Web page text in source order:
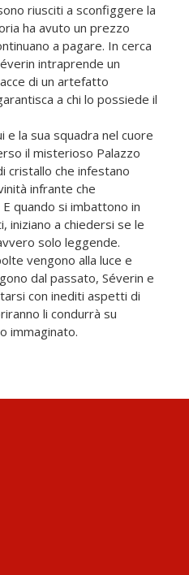
riusciti a sconfiggere la
ha avuto un prezzo
a pagare. In cerca
intraprende un
di un artefatto
a chi lo possiede il
e la sua squadra nel cuore
il misterioso Palazzo
cristallo che infestano
infrante che
quando si imbattono in
iniziano a chiedersi se le
solo leggende.
vengono alla luce e
dal passato, Séverin e
con inediti aspetti di
li condurrà su
immaginato.